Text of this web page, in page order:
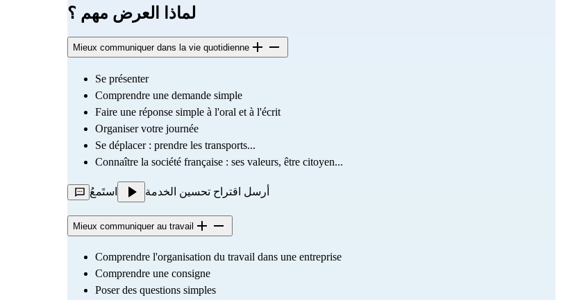
لماذا العرض مهم ؟
Mieux communiquer dans la vie quotidienne
Se présenter
Comprendre une demande simple
Faire une réponse simple à l'oral et à l'écrit
Organiser votre journée
Se déplacer : prendre les transports...
Connaître la société française : ses valeurs, être citoyen...
أرسل اقتراح تحسين الخدمة استَمعُ
Mieux communiquer au travail
Comprendre l'organisation du travail dans une entreprise
Comprendre une consigne
Poser des questions simples